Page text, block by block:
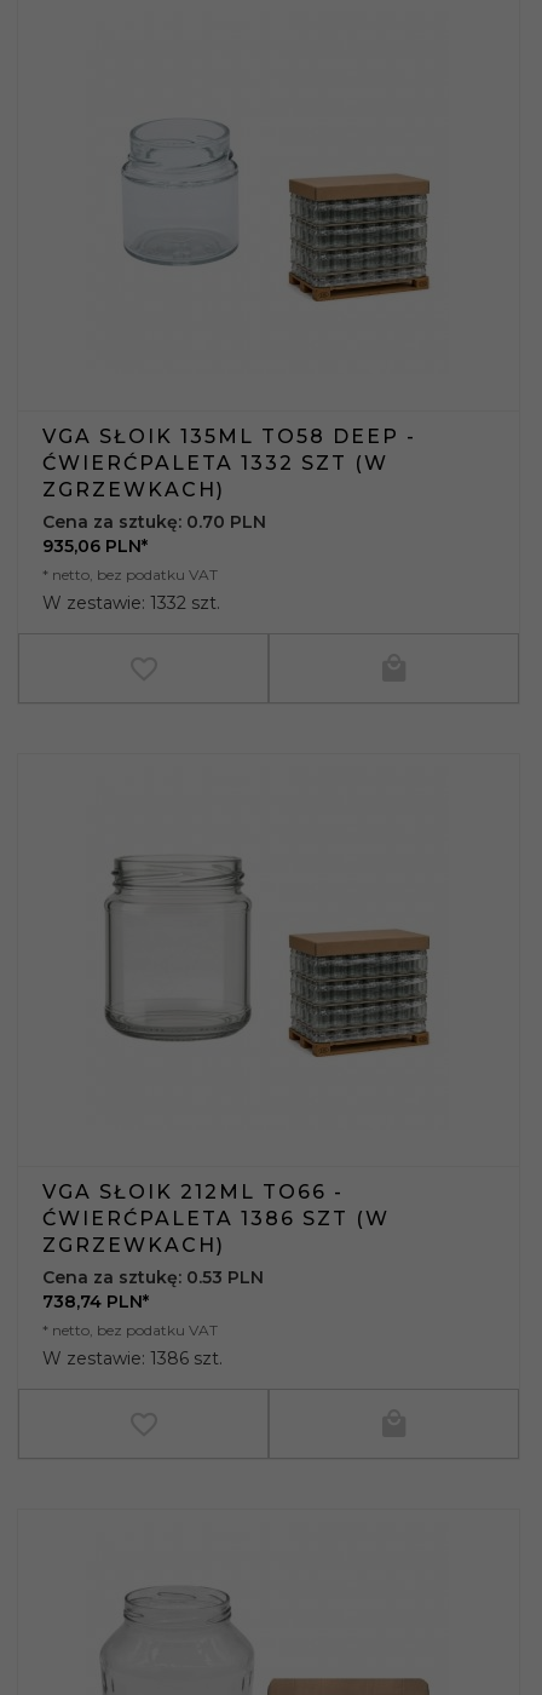
VGA SŁOIK 135ML TO58 DEEP -
ĆWIERĆPALETA 1332 SZT (W
ZGRZEWKACH)
935,06 PLN*
* netto, bez podatku VAT
W zestawie: 1332 szt.
Cena za sztukę: 0.70 PLN
VGA SŁOIK 212ML TO66 -
ĆWIERĆPALETA 1386 SZT (W
ZGRZEWKACH)
738,74 PLN*
* netto, bez podatku VAT
W zestawie: 1386 szt.
Cena za sztukę: 0.53 PLN